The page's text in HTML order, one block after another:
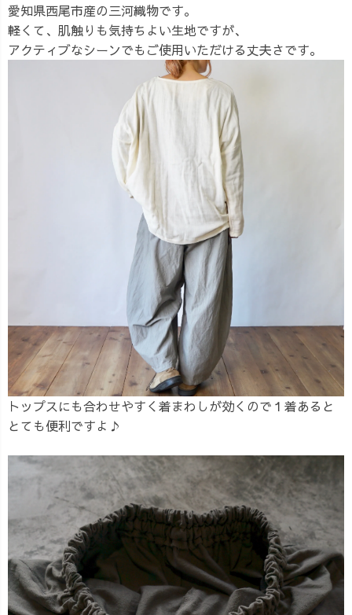
愛知県西尾市産の三河織物です。
軽くて、肌触りも気持ちよい生地ですが、
アクティブなシーンでもご使用いただける丈夫さです。
トップスにも合わせやすく着まわしが効くので１着あると
とても便利ですよ♪